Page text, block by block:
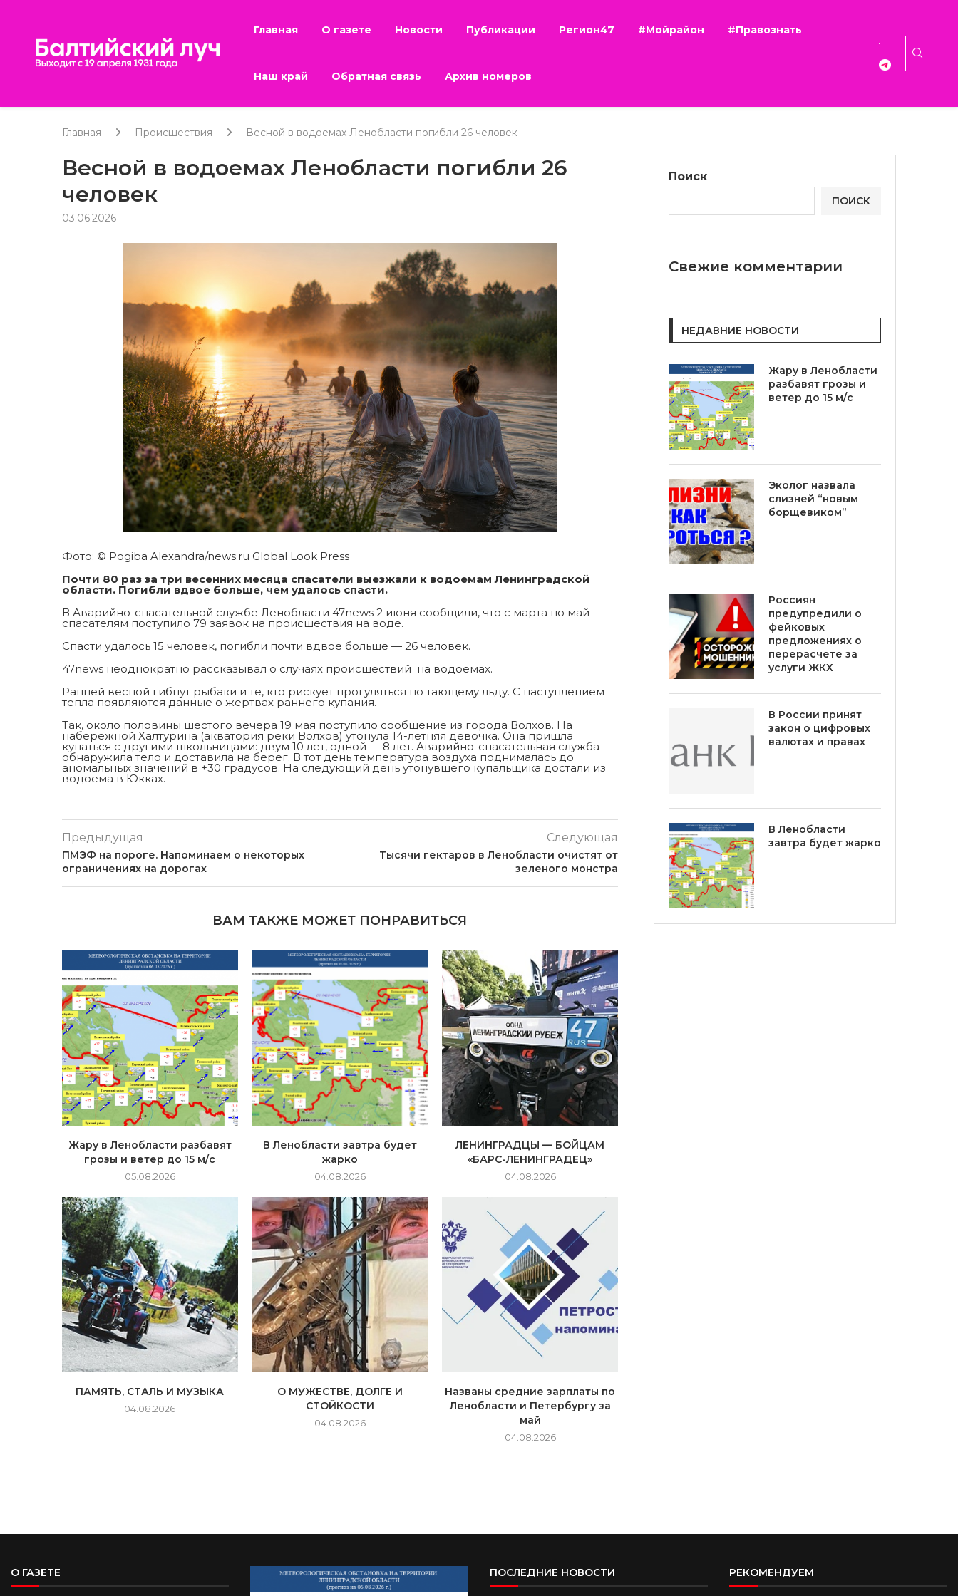
Главная О газете Новости Публикации Регион47 #Мойрайон #Правознать
Наш край Обратная связь Архив номеров
Главная Происшествия Весной в водоемах Ленобласти погибли 26 человек
Весной в водоемах Ленобласти погибли 26
человек
03.06.2026
Фото: © Pogiba Alexandra/news.ru Global Look Press
Почти 80 раз за три весенних месяца спасатели выезжали к водоемам Ленинградской
области. Погибли вдвое больше, чем удалось спасти.
В Аварийно-спасательной службе Ленобласти 47news 2 июня сообщили, что с марта по май
спасателям поступило 79 заявок на происшествия на воде.
Спасти удалось 15 человек, погибли почти вдвое больше — 26 человек.
47news неоднократно рассказывал о случаях происшествий на водоемах.
Ранней весной гибнут рыбаки и те, кто рискует прогуляться по тающему льду. С наступлением
тепла появляются данные о жертвах раннего купания.
Так, около половины шестого вечера 19 мая поступило сообщение из города Волхов. На
набережной Халтурина (акватория реки Волхов) утонула 14-летняя девочка. Она пришла
купаться с другими школьницами: двум 10 лет, одной — 8 лет. Аварийно-спасательная служба
обнаружила тело и доставила на берег. В тот день температура воздуха поднималась до
аномальных значений в +30 градусов. На следующий день утонувшего купальщика достали из
водоема в Юкках.
Предыдущая
ПMЭФ на пороге. Напоминаем о некоторых
ограничениях на дорогах
Следующая
Тысячи гектаров в Ленобласти очистят от
зеленого монстра
ВАМ ТАКЖЕ МОЖЕТ ПОНРАВИТЬСЯ
Жару в Ленобласти разбавят
грозы и ветер до 15 м/с
05.08.2026
В Ленобласти завтра будет
жарко
04.08.2026
ЛЕНИНГРАДЦЫ — БОЙЦАМ
«БАРС-ЛЕНИНГРАДЕЦ»
04.08.2026
ПАМЯТЬ, СТАЛЬ И МУЗЫКА
04.08.2026
О МУЖЕСТВЕ, ДОЛГЕ И
СТОЙКОСТИ
04.08.2026
Названы средние зарплаты по
Ленобласти и Петербургу за
май
04.08.2026
Поиск
ПОИСК
Свежие комментарии
НЕДАВНИЕ НОВОСТИ
Жару в Ленобласти
разбавят грозы и
ветер до 15 м/с
Эколог назвала
слизней “новым
борщевиком”
Россиян
предупредили о
фейковых
предложениях о
перерасчете за
услуги ЖКХ
В России принят
закон о цифровых
валютах и правах
В Ленобласти
завтра будет жарко
О ГАЗЕТЕ ПОСЛЕДНИЕ НОВОСТИ РЕКОМЕНДУЕМ